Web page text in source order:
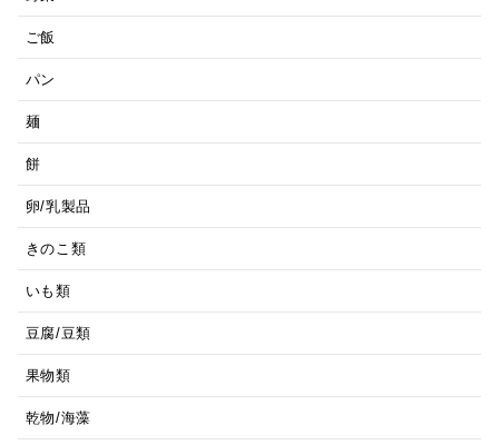
ご飯
パン
麺
餅
卵/乳製品
きのこ類
いも類
豆腐/豆類
果物類
乾物/海藻